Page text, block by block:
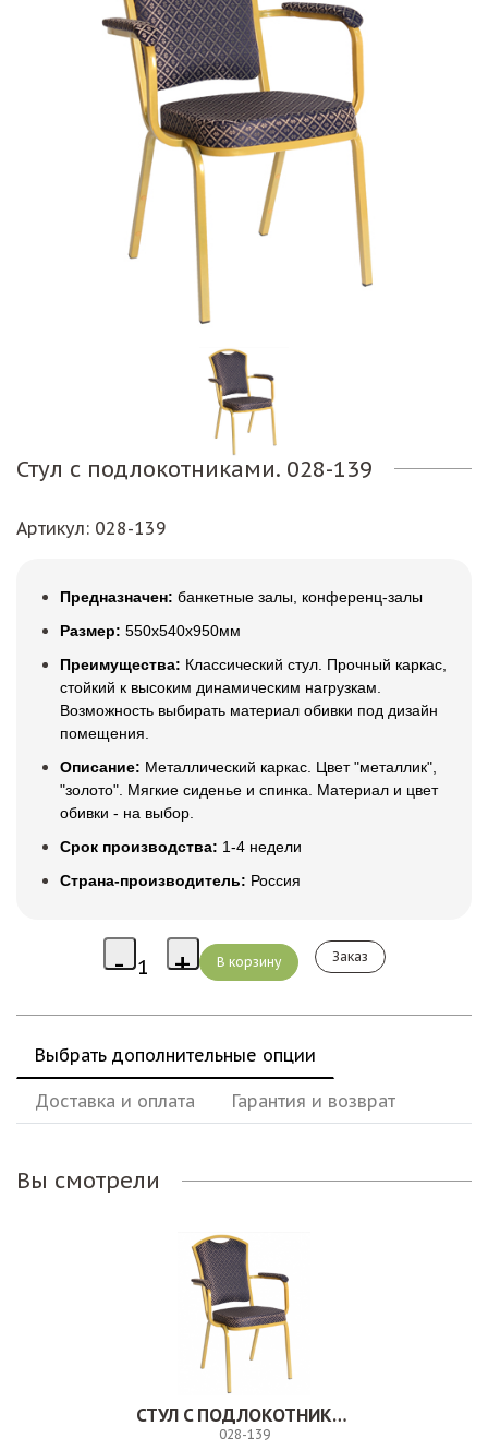
Стул с подлокотниками. 028-139
Артикул: 028-139
Предназначен: банкетные залы, конференц-залы
Размер: 550х540х950мм
Преимущества: Классический стул. Прочный каркас,
стойкий к высоким динамическим нагрузкам.
Возможность выбирать материал обивки под дизайн
помещения.
Описание: Металлический каркас. Цвет "металлик",
"золото". Мягкие сиденье и спинка. Материал и цвет
обивки - на выбор.
Срок производства: 1-4 недели
Страна-производитель: Россия
Заказ
Выбрать дополнительные опции
Доставка и оплата Гарантия и возврат
Вы смотрели
СТУЛ С ПОДЛОКОТНИКАМИ. 028-139
028-139